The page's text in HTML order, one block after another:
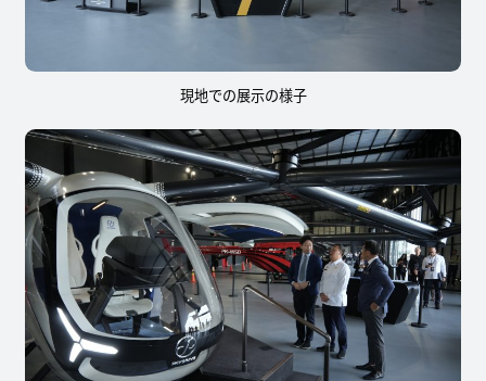
現地での展示の様子